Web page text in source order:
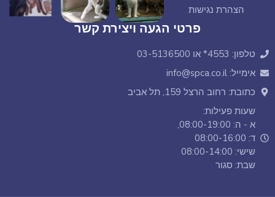
הצהרת נגישות
פרטי הגעה ויצירת קשר
טלפון: 4553* או 03-5136500
אימייל: info@spca.co.il
כתובת: רחוב הרצל 159, תל אביב
שעות פעילות:
א - ה: 08:00-19:00,
ד: 08:00-16:00
שישי: 08:00-14:00
שבת: סגור